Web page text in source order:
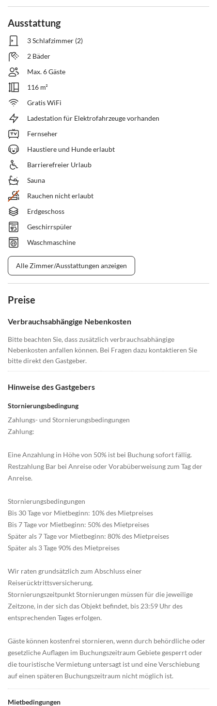
Ausstattung
3 Schlafzimmer (2)
2 Bäder
Max. 6 Gäste
116 m²
Gratis WiFi
Ladestation für Elektrofahrzeuge vorhanden
Fernseher
Haustiere und Hunde erlaubt
Barrierefreier Urlaub
Sauna
Rauchen nicht erlaubt
Erdgeschoss
Geschirrspüler
Waschmaschine
Alle Zimmer/Ausstattungen anzeigen
Preise
Verbrauchsabhängige Nebenkosten
Bitte beachten Sie, dass zusätzlich verbrauchsabhängige
Nebenkosten anfallen können. Bei Fragen dazu kontaktieren Sie
bitte direkt den Gastgeber.
Hinweise des Gastgebers
Stornierungsbedingung
Zahlungs- und Stornierungsbedingungen
Zahlung:
Eine Anzahlung in Höhe von 50% ist bei Buchung sofort fällig.
Restzahlung Bar bei Anreise oder Vorabüberweisung zum Tag der
Anreise.
Stornierungsbedingungen
Bis 30 Tage vor Mietbeginn: 10% des Mietpreises
Bis 7 Tage vor Mietbeginn: 50% des Mietpreises
Später als 7 Tage vor Mietbeginn: 80% des Mietpreises
Später als 3 Tage 90% des Mietpreises
Wir raten grundsätzlich zum Abschluss einer
Reiserücktrittsversicherung.
Stornierungszeitpunkt Stornierungen müssen für die jeweilige
Zeitzone, in der sich das Objekt befindet, bis 23:59 Uhr des
entsprechenden Tages erfolgen.
Gäste können kostenfrei stornieren, wenn durch behördliche oder
gesetzliche Auflagen im Buchungszeitraum Gebiete gesperrt oder
die touristische Vermietung untersagt ist und eine Verschiebung
auf einen späteren Buchungszeitraum nicht möglich ist.
Mietbedingungen